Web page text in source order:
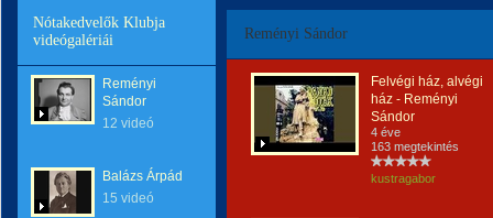
Nótakedvelők Klubja
videógalériái
Reményi
Sándor
12 videó
Balázs Árpád
15 videó
Reményi Sándor
Felvégi ház, alvégi
ház - Reményi
Sándor
4 éve
163 megtekintés
kustragabor